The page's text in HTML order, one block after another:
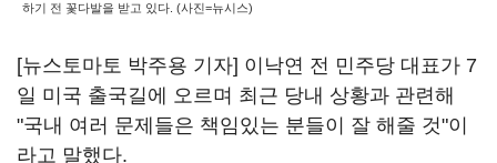
하기 전 꽃다발을 받고 있다. (사진=뉴시스)
[뉴스토마토 박주용 기자] 이낙연 전 민주당 대표가 7
일 미국 출국길에 오르며 최근 당내 상황과 관련해
"국내 여러 문제들은 책임있는 분들이 잘 해줄 것"이
라고 말했다.